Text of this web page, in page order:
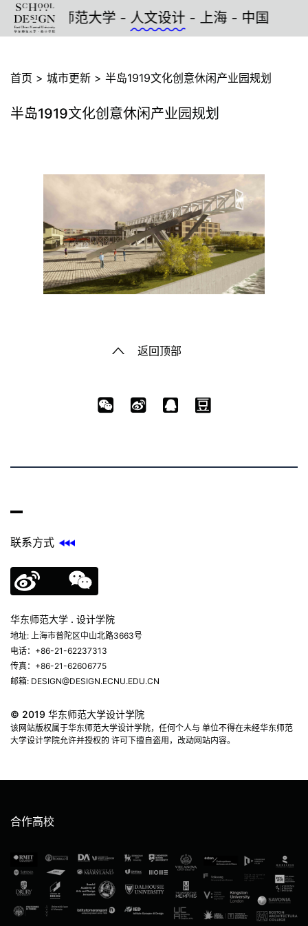
- 华东师范大学 -人文设计- 上海 - 中国
首页 > 城市更新 > 半岛1919文化创意休闲产业园规划
半岛1919文化创意休闲产业园规划
返回顶部
联系方式
华东师范大学 . 设计学院
地址: 上海市普陀区中山北路3663号
电话：+86-21-62237313
传真：+86-21-62606775
邮箱: DESIGN@DESIGN.ECNU.EDU.CN
© 2019 华东师范大学设计学院
该网站版权属于华东师范大学设计学院，任何个人与 单位不得在未经华东师范
大学设计学院允许并授权的 许可下擅自盗用，改动网站内容。
合作高校